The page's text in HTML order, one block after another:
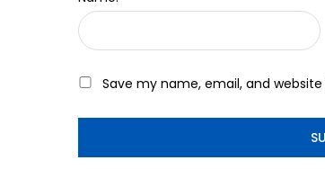
Save my name, email, and